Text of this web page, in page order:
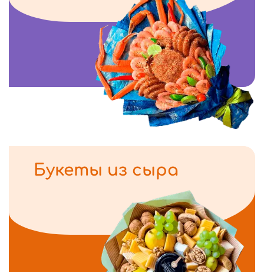
Букеты из сыра